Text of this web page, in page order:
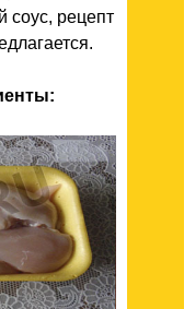
соус, рецепт